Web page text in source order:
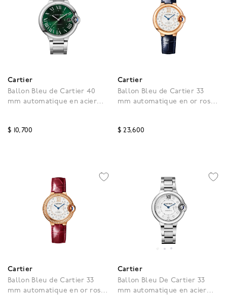
Cartier
Ballon Bleu de Cartier 40
mm automatique en acier
$ 10,700
Cartier
Ballon Bleu de Cartier 33
mm automatique en or rose
$ 23,600
Cartier
Ballon Bleu de Cartier 33
mm automatique en or rose
Cartier
Ballon Bleu De Cartier 33
mm automatique en acier